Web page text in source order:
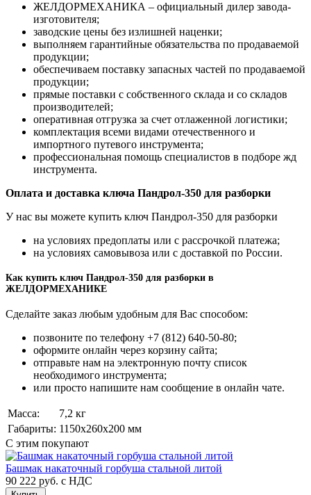
ЖЕЛДОРМЕХАНИКА – официальный дилер завода-
изготовителя;
заводские цены без излишней наценки;
выполняем гарантийные обязательства по продаваемой
продукции;
обеспечиваем поставку запасных частей по продаваемой
продукции;
прямые поставки с собственного склада и со складов
производителей;
оперативная отгрузка за счет отлаженной логистики;
комплектация всеми видами отечественного и
импортного путевого инструмента;
профессиональная помощь специалистов в подборе жд
инструмента.
Оплата и доставка ключа Пандрол-350 для разборки
У нас вы можете купить ключ Пандрол-350 для разборки
на условиях предоплаты или с рассрочкой платежа;
на условиях самовывоза или с доставкой по России.
Как купить ключ Пандрол-350 для разборки в
ЖЕЛДОРМЕХАНИКЕ
Сделайте заказ любым удобным для Вас способом:
позвоните по телефону +7 (812) 640-50-80;
оформите онлайн через корзину сайта;
отправьте нам на электронную почту список
необходимого инструмента;
или просто напишите нам сообщение в онлайн чате.
Масса:
7,2 кг
Габариты: 1150x260x200 мм
С этим покупают
Башмак накаточный горбуша стальной литой
90 222 руб. с НДС